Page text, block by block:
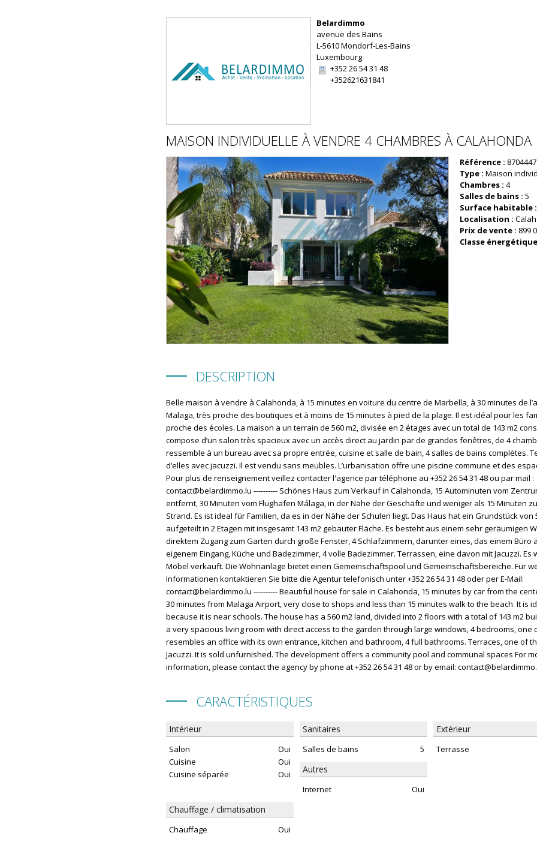
Belardimmo
avenue des Bains
L-5610 Mondorf-Les-Bains
Luxembourg
+352 26 54 31 48
+352621631841
MAISON INDIVIDUELLE À VENDRE 4 CHAMBRES À CALAHONDA
Référence :
Type : Maison
Chambres : 4
Salles de bains : 5
Surface habitable :
Localisation :
Prix de vente : 899
Classe
DESCRIPTION
Belle maison à vendre à Calahonda, à 15 minutes en voiture du centre de Marbella, à 30 minutes de
Malaga, très proche des boutiques et à moins de 15 minutes à pied de la plage. Il est idéal pour les
proche des écoles. La maison a un terrain de 560 m2, divisée en 2 étages avec un total de 143 m2
compose d’un salon très spacieux avec un accès direct au jardin par de grandes fenêtres, de 4
ressemble à un bureau avec sa propre entrée, cuisine et salle de bain, 4 salles de bains complètes.
d’elles avec jacuzzi. Il est vendu sans meubles. L’urbanisation offre une piscine commune et des
Pour plus de renseignement veillez contacter l'agence par téléphone au +352 26 54 31 48 ou par mail :
contact@belardimmo.lu ---------- Schönes Haus zum Verkauf in Calahonda, 15 Autominuten vom
entfernt, 30 Minuten vom Flughafen Málaga, in der Nähe der Geschäfte und weniger als 15 Minuten
Strand. Es ist ideal für Familien, da es in der Nähe der Schulen liegt. Das Haus hat ein Grundstück von
aufgeteilt in 2 Etagen mit insgesamt 143 m2 gebauter Fläche. Es besteht aus einem sehr geräumigen
direktem Zugang zum Garten durch große Fenster, 4 Schlafzimmern, darunter eines, das einem Büro
eigenem Eingang, Küche und Badezimmer, 4 volle Badezimmer. Terrassen, eine davon mit Jacuzzi. Es
Möbel verkauft. Die Wohnanlage bietet einen Gemeinschaftspool und Gemeinschaftsbereiche. Für
Informationen kontaktieren Sie bitte die Agentur telefonisch unter +352 26 54 31 48 oder per E-Mail:
contact@belardimmo.lu ---------- Beautiful house for sale in Calahonda, 15 minutes by car from the
30 minutes from Malaga Airport, very close to shops and less than 15 minutes walk to the beach. It is
because it is near schools. The house has a 560 m2 land, divided into 2 floors with a total of 143 m2
a very spacious living room with direct access to the garden through large windows, 4 bedrooms, one
resembles an office with its own entrance, kitchen and bathroom, 4 full bathrooms. Terraces, one of
Jacuzzi. It is sold unfurnished. The development offers a community pool and communal spaces For
information, please contact the agency by phone at +352 26 54 31 48 or by email:
CARACTÉRISTIQUES
Intérieur
Salon
Oui
Cuisine
Oui
Cuisine séparée
Oui
Sanitaires
Salles de bains 5
Extérieur
Terrasse
Autres
Internet Oui
Chauffage / climatisation
Chauffage Oui